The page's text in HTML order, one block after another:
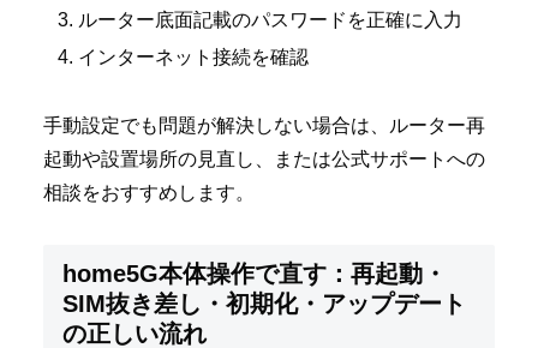
ルーター底面記載のパスワードを正確に入力
インターネット接続を確認
手動設定でも問題が解決しない場合は、ルーター再
起動や設置場所の見直し、または公式サポートへの
相談をおすすめします。
home5G本体操作で直す：再起動・
SIM抜き差し・初期化・アップデート
の正しい流れ